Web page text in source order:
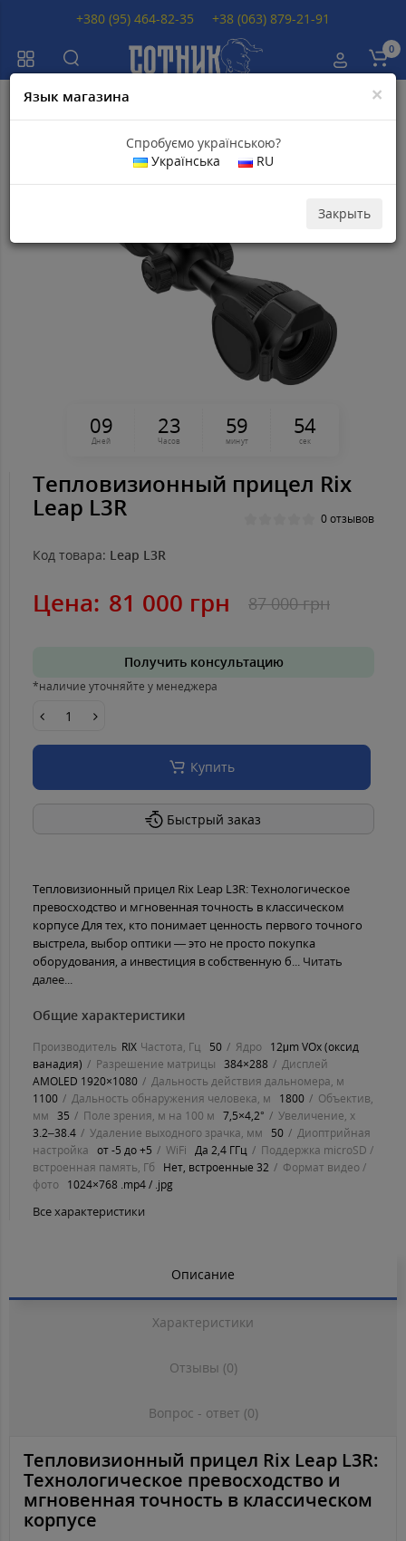
0
×
Язык магазина
Спробуємо українською?
Українська
RU
Закрыть
09
Дней
23
Часов
59
минут
54
сек
Тепловизионный прицел Rix
Leap L3R 0 отзывов
Код товара: Leap L3R
Цена: 81 000 грн 87 000 грн
Получить консультацию
*наличие уточняйте у менеджера
Купить
Быстрый заказ
Тепловизионный прицел Rix Leap L3R: Технологическое
превосходство и мгновенная точность в классическом
корпусе Для тех, кто понимает ценность первого точного
выстрела, выбор оптики — это не просто покупка
оборудования, а инвестиция в собственную б... Читать
далее...
Общие характеристики
Производитель RIX Частота, Гц 50 Ядро 12μm VOx (оксид
ванадия)
Разрешение матрицы 384×288
Дисплей
AMOLED 1920×1080
Дальность действия дальномера, м
1100
Дальность обнаружения человека, м 1800
Объектив,
мм 35 Поле зрения, м на 100 м 7,5×4,2°
Увеличение, х
3.2–38.4
Удаление выходного зрачка, мм 50
Диоптрийная
настройка от -5 до +5 WiFi Да 2,4 ГГц
Поддержка microSD /
встроенная память, Гб
Нет, встроенные 32
Формат видео /
фото 1024×768 .mp4 / .jpg
Все характеристики
Описание
Характеристики
Отзывы (0)
Вопрос - ответ (0)
Тепловизионный прицел Rix Leap L3R:
Технологическое превосходство и
мгновенная точность в классическом
корпусе
+380 (95) 464-82-35 +38 (063) 879-21-91